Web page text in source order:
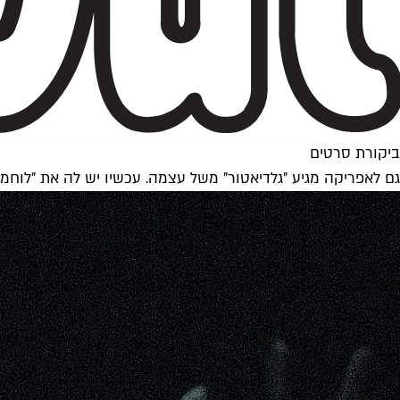
ביקורת סרטים
גם לאפריקה מגיע "גלדיאטור" משל עצמה. עכשיו יש לה את